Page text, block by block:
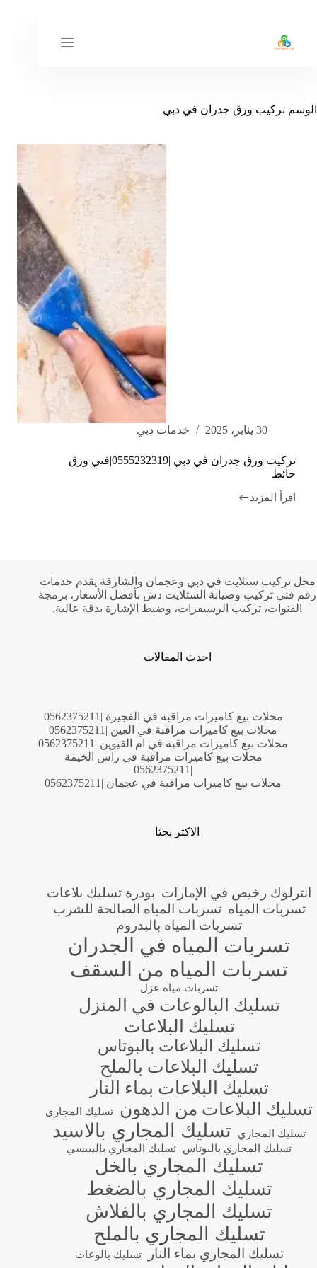
المحتوى
الوسم تركيب ورق جدران في دبي
30 يناير، 2025 خدمات دبي
تركيب ورق جدران في دبي |0555232319|فني ورق
حائط
اقرأ المزيد
تركيب
فني
ورق
حائط
محل تركيب ستلايت في دبي وعجمان والشارقة يقدم خدمات
رقم فني تركيب وصيانة الستلايت دش بأفضل الأسعار، برمجة
القنوات، تركيب الرسيفرات، وضبط الإشارة بدقة عالية.
احدث المقالات
محلات بيع كاميرات مراقبة في الفجيرة |0562375211
محلات بيع كاميرات مراقبة في العين |0562375211
محلات بيع كاميرات مراقبة في ام القيوين |0562375211
محلات بيع كاميرات مراقبة في راس الخيمة
|0562375211
محلات بيع كاميرات مراقبة في عجمان |0562375211
الاكثر بحثا
انترلوك رخيص في الإمارات بودرة تسليك بلاعات
تسربات المياه تسربات المياه الصالحة للشرب
تسربات المياه بالبدروم
تسربات المياه في الجدران
تسربات المياه من السقف
تسربات مياه عزل
تسليك البالوعات في المنزل
تسليك البلاعات
تسليك البلاعات بالبوتاس
تسليك البلاعات بالملح
تسليك البلاعات بماء النار
تسليك البلاعات من الدهون تسليك المجارى
تسليك المجاري
تسليك المجاري بالاسيد
تسليك المجاري بالبوتاس تسليك المجاري بالبيبسي
تسليك المجاري بالخل
تسليك المجاري بالضغط
تسليك المجاري بالفلاش
تسليك المجاري بالملح
تسليك المجاري بماء النار تسليك بالوعات